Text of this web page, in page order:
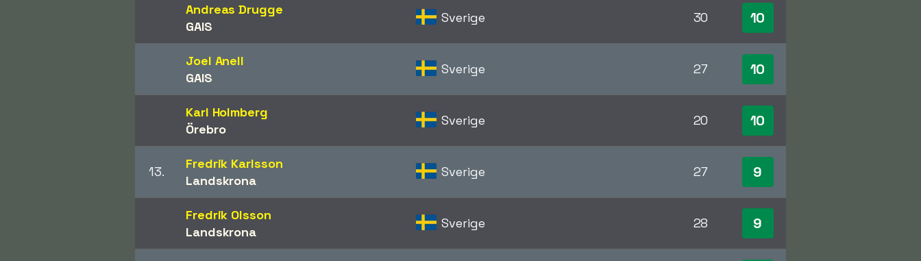
Andreas Drugge
GAIS
Sverige 30 10
Joel Anell
GAIS
Sverige 27 10
Karl Holmberg
Örebro
Sverige 20 10
13.
Fredrik Karlsson
Landskrona
Sverige 27 9
Fredrik Olsson
Landskrona
Sverige 28 9